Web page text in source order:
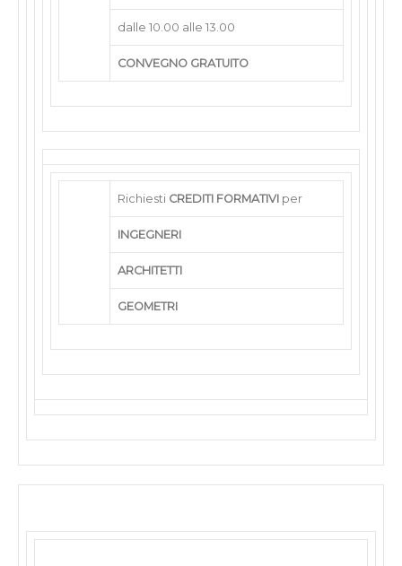
dalle 10.00 alle 13.00
CONVEGNO GRATUITO
Richiesti CREDITI FORMATIVI per
INGEGNERI
ARCHITETTI
GEOMETRI